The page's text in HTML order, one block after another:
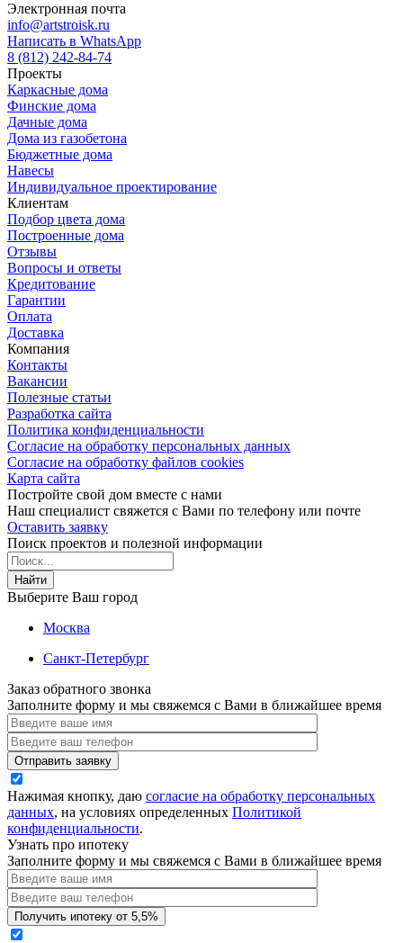
Электронная почта
info@artstroisk.ru
Написать в WhatsApp
8 (812) 242-84-74
Проекты
Каркасные дома
Финские дома
Дачные дома
Дома из газобетона
Бюджетные дома
Навесы
Индивидуальное проектирование
Клиентам
Подбор цвета дома
Построенные дома
Отзывы
Вопросы и ответы
Кредитование
Гарантии
Оплата
Доставка
Компания
Контакты
Вакансии
Полезные статьи
Разработка сайта
Политика конфиденциальности
Согласие на обработку персональных данных
Согласие на обработку файлов cookies
Карта сайта
Постройте свой дом вместе с нами
Наш специалист свяжется с Вами по телефону или почте
Оставить заявку
Поиск проектов и полезной информации
Найти
Выберите Ваш город
Москва
Санкт-Петербург
Заказ обратного звонка
Заполните форму и мы свяжемся с Вами в ближайшее время
Нажимая кнопку, даю согласие на обработку персональных
данных, на условиях определенных Политикой
конфиденциальности.
Узнать про ипотеку
Заполните форму и мы свяжемся с Вами в ближайшее время